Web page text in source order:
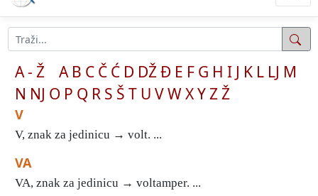
A - Ž A B C Č Ć D DŽĐ E F G H I J K L LJ M
N NJ O P Q R S Š T U VWXYZŽ
V
V, znak za jedinicu → volt. ...
VA
VA, znak za jedinicu → voltamper. ...